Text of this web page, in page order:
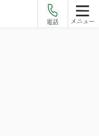
電話 メニュー